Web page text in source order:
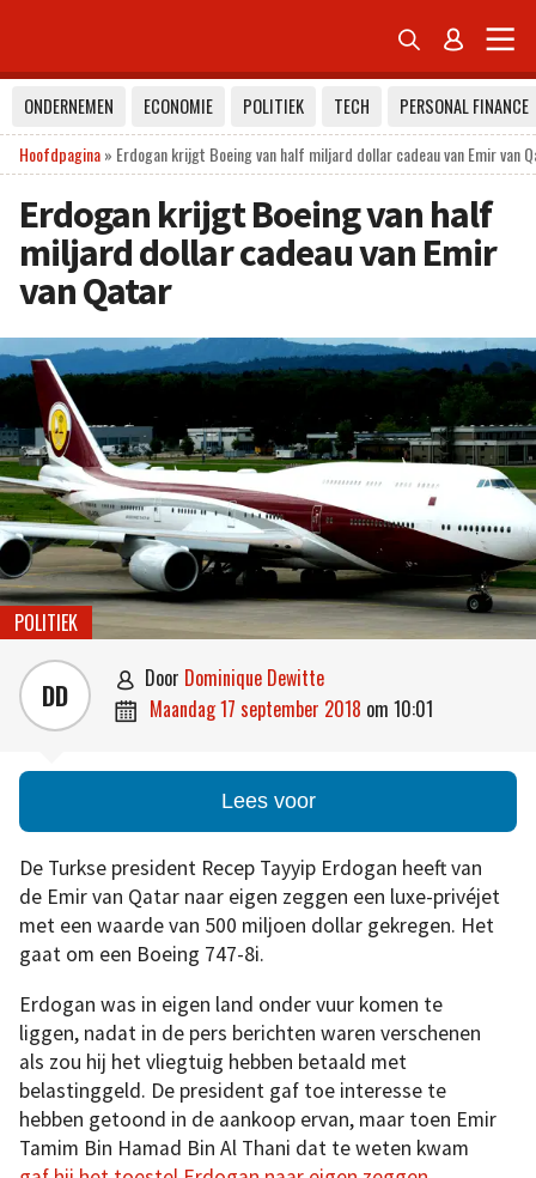
 
ONDERNEMEN ECONOMIE POLITIEK TECH
PERSONAL FINANCE
Hoofdpagina» Erdogan krijgt Boeing van half miljard dollar cadeau van Emir van
Erdogan krijgt Boeing van half
miljard dollar cadeau van Emir
van Qatar
POLITIEK
DD  door Dominique Dewitte
 maandag 17 september 2018 om 10:01
Lees voor
De Turkse president Recep Tayyip Erdogan heeft van
de Emir van Qatar naar eigen zeggen een luxe-privéjet
met een waarde van 500 miljoen dollar gekregen. Het
gaat om een Boeing 747-8i.
Erdogan was in eigen land onder vuur komen te
liggen, nadat in de pers berichten waren verschenen
als zou hij het vliegtuig hebben betaald met
belastinggeld. De president gaf toe interesse te
hebben getoond in de aankoop ervan, maar toen Emir
Tamim Bin Hamad Bin Al Thani dat te weten kwam